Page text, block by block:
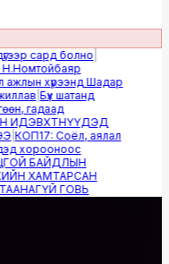
сард болно|
хүрээнд Шадар
|Бүх шатанд
гадаад
ИДЭВХТНҮҮДЭД
|КОП17: Соёл, аялал
хорооноос
БАЙДЛЫН
ХАМТАРСАН
ГОВЬ